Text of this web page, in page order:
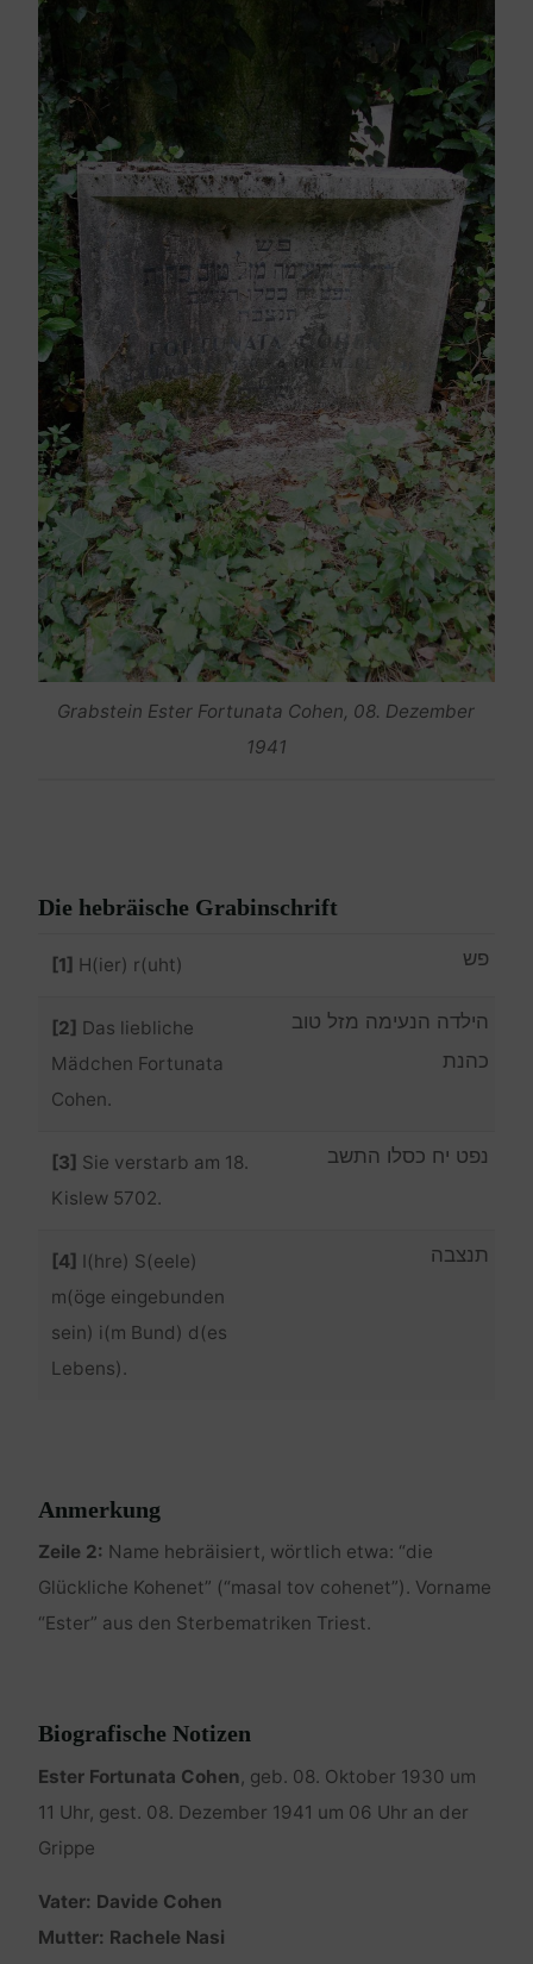
Grabstein Ester Fortunata Cohen, 08. Dezember
1941
Die hebräische Grabinschrift
[1] H(ier) r(uht) פש
[2] Das liebliche
Mädchen Fortunata
Cohen.
הילדה הנעימה מזל טוב
כהנת
[3] Sie verstarb am 18.
Kislew 5702.
נפט יח כסלו התשב
[4] I(hre) S(eele)
m(öge eingebunden
sein) i(m Bund) d(es
Lebens).
תנצבה
Anmerkung
Zeile 2: Name hebräisiert, wörtlich etwa: “die
Glückliche Kohenet” (“masal tov cohenet”). Vorname
“Ester” aus den Sterbematriken Triest.
Biografische Notizen
Ester Fortunata Cohen, geb. 08. Oktober 1930 um
11 Uhr, gest. 08. Dezember 1941 um 06 Uhr an der
Grippe
Vater: Davide Cohen
Mutter: Rachele Nasi